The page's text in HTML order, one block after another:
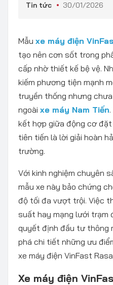
Tin tức 30/01/2026
Mẫu xe máy điện
tạo nên cơn sốt trong
cấp nhờ thiết kế bệ vệ.
kiếm phương tiện mạnh
truyền thống nhưng
ngoài xe máy Nam Tiến
kết hợp giữa động cơ đặt
tiên tiến là lời giải hoàn
trường.
Với kinh nghiệm chuyên
mẫu xe này bảo chứng
độ tối đa vượt trội. Việc
suất hay mạng lưới trạm
quyết định đầu tư thông
phá chi tiết những ưu
xe máy điện VinFast
Xe máy điện